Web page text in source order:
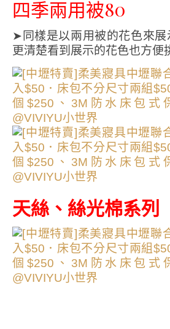
四季兩用被80
➤同樣是以兩用被的花色來
更清楚看到展示的花色也方便
天絲、絲光棉系列